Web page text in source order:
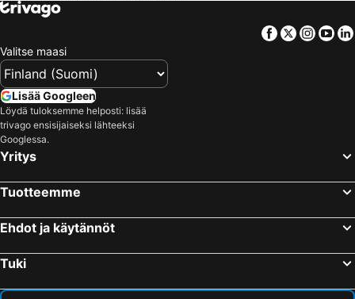
Facebook
Twitter
Valitse maasi
Lisää Googleen
Löydä tuloksemme helposti: lisää
trivago ensisijaiseksi lähteeksi
Googlessa.
Yritys
Tuotteemme
Ehdot ja käytännöt
Tuki